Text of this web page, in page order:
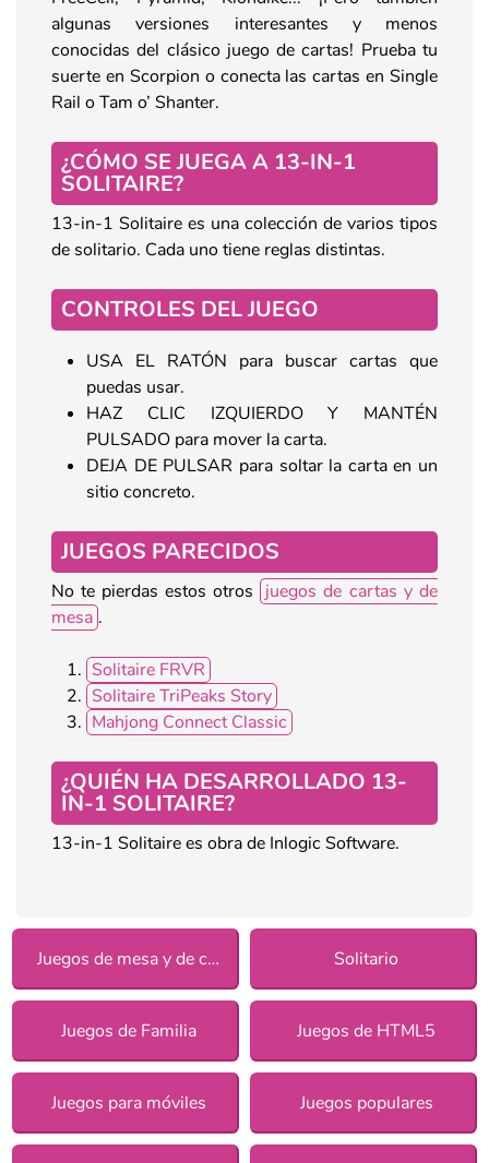
algunas versiones interesantes y menos
conocidas del clásico juego de cartas! Prueba tu
suerte en Scorpion o conecta las cartas en Single
Rail o Tam o’ Shanter.
¿CÓMO SE JUEGA A 13-IN-1
SOLITAIRE?
13-in-1 Solitaire es una colección de varios tipos
de solitario. Cada uno tiene reglas distintas.
CONTROLES DEL JUEGO
USA EL RATÓN para buscar cartas que
puedas usar.
HAZ CLIC IZQUIERDO Y MANTÉN
PULSADO para mover la carta.
DEJA DE PULSAR para soltar la carta en un
sitio concreto.
JUEGOS PARECIDOS
No te pierdas estos otros juegos de cartas y de
mesa .
Solitaire FRVR
Solitaire TriPeaks Story
Mahjong Connect Classic
¿QUIÉN HA DESARROLLADO 13-
IN-1 SOLITAIRE?
13-in-1 Solitaire es obra de Inlogic Software.
Juegos de mesa y de cartas Solitario
Juegos de Familia Juegos de HTML5
Juegos para móviles Juegos populares